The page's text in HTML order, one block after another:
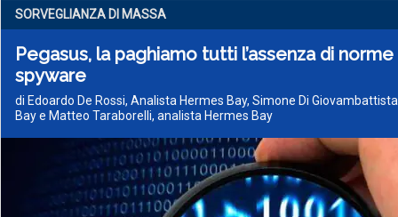
SORVEGLIANZA DI MASSA
Pegasus, la paghiamo tutti l’assenza di
spyware
di Edoardo De Rossi, Analista Hermes Bay, Simone Di
Bay e Matteo Taraborelli, analista Hermes Bay